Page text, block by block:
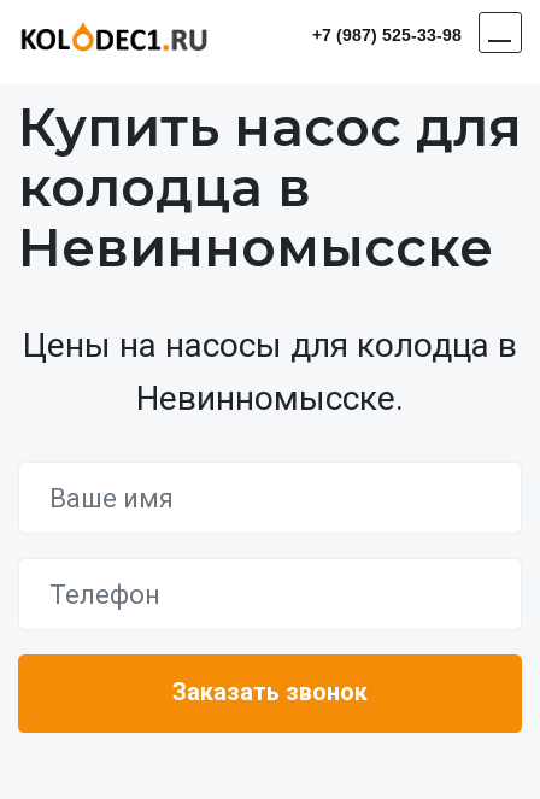
+7 (987) 525-33-98
Купить насос для
колодца в
Невинномысске
Цены на насосы для колодца в
Невинномысске.